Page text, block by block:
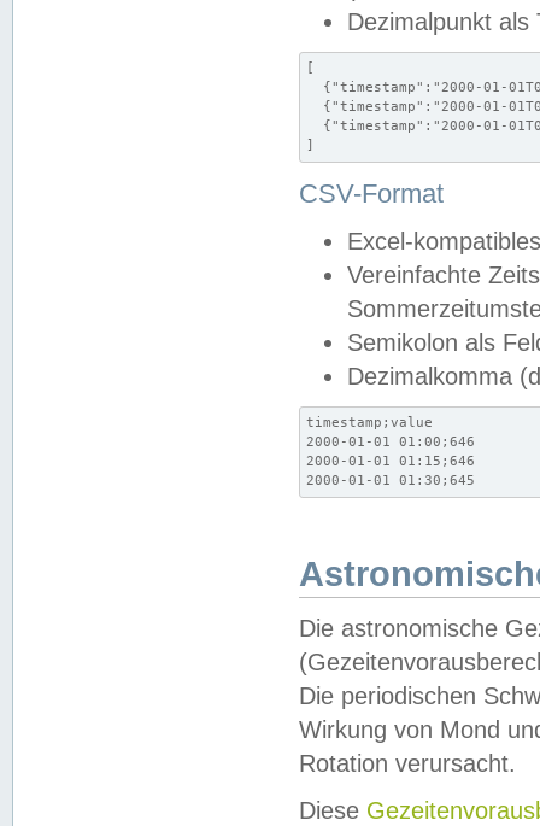
Dezimalpunkt als
[
{"timestamp":"2000-01-
{"timestamp":"2000-01-
{"timestamp":"2000-01-
]
CSV-Format
Excel-
Vereinfachte
Semikolon als
Dezimalkomma
timestamp;value
2000-01-01 01:00;646
2000-01-01 01:15;646
2000-01-01 01:30;645
Die astronomische
Die periodischen
Wirkung von Mond
Rotation verursacht.
Diese